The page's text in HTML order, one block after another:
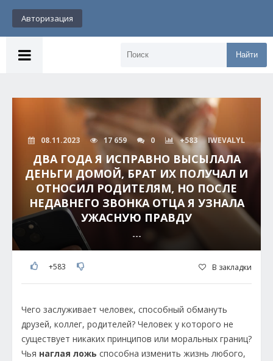
Авторизация
Найти
08.11.2023 17 659 0 +583 IWEVALYL
ДВА ГОДА Я ИСПРАВНО ВЫСЫЛАЛА
ДЕНЬГИ ДОМОЙ, БРАТ ИХ ПОЛУЧАЛ И
ОТНОСИЛ РОДИТЕЛЯМ, НО ПОСЛЕ
НЕДАВНЕГО ЗВОНКА ОТЦА Я УЗНАЛА
УЖАСНУЮ ПРАВДУ
---
+583 В закладки
Чего заслуживает человек, способный обмануть
друзей, коллег, родителей? Человек у которого не
существует никаких принципов или моральных границ?
Чья наглая ложь способна изменить жизнь любого,